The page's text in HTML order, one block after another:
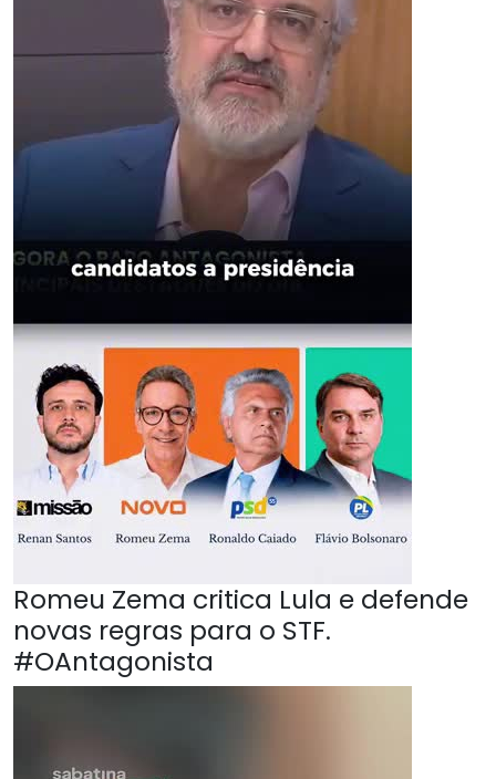
Romeu Zema critica Lula e defende
novas regras para o STF.
#OAntagonista